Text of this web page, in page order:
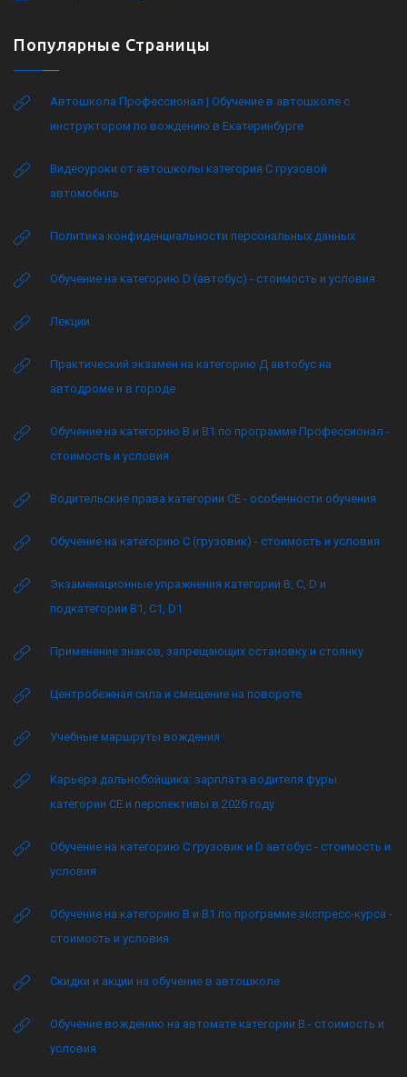
Популярные Страницы
Автошкола Профессионал | Обучение в автошколе с
инструктором по вождению в Екатеринбурге
Видеоуроки от автошколы категория C грузовой
автомобиль
Политика конфиденциальности персональных данных
Обучение на категорию D (автобус) - стоимость и условия
Лекции
Практический экзамен на категорию Д автобус на
автодроме и в городе
Обучение на категорию B и B1 по программе Профессионал -
стоимость и условия
Водительские права категории CE - особенности обучения
Обучение на категорию C (грузовик) - стоимость и условия
Экзаменационные упражнения категории B, C, D и
подкатегории B1, C1, D1
Применение знаков, запрещающих остановку и стоянку
Центробежная сила и смещение на повороте
Учебные маршруты вождения
Карьера дальнобойщика: зарплата водителя фуры
категории CE и перспективы в 2026 году
Обучение на категорию C грузовик и D автобус - стоимость и
условия
Обучение на категорию B и B1 по программе экспресс-курса -
стоимость и условия
Скидки и акции на обучение в автошколе
Обучение вождению на автомате категории B - стоимость и
условия